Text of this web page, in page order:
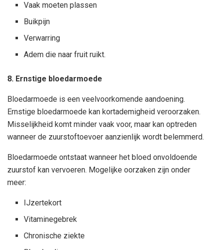
Vaak moeten plassen
Buikpijn
Verwarring
Adem die naar fruit ruikt.
8. Ernstige bloedarmoede
Bloedarmoede is een veelvoorkomende aandoening.
Ernstige bloedarmoede kan kortademigheid veroorzaken.
Misselijkheid komt minder vaak voor, maar kan optreden
wanneer de zuurstoftoevoer aanzienlijk wordt belemmerd.
Bloedarmoede ontstaat wanneer het bloed onvoldoende
zuurstof kan vervoeren. Mogelijke oorzaken zijn onder
meer:
IJzertekort
Vitaminegebrek
Chronische ziekte